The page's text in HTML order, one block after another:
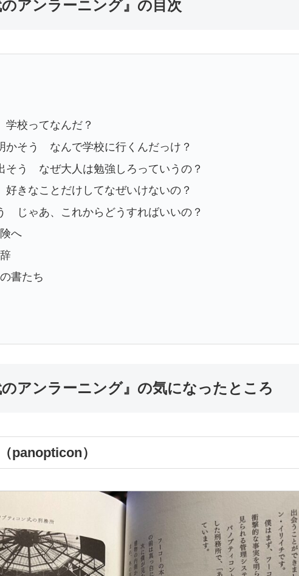
アンラーニング』の目次
校ってなんだ？
そう なんで学校に行くんだっけ？
う なぜ大人は勉強しろっていうの？
きなことだけしてなぜいけないの？
じゃあ、これからどうすればいいの？
へ
書たち
アンラーニング』の気になったところ
panopticon）